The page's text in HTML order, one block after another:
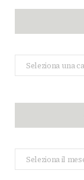
Categorie
Archivio
Articoli